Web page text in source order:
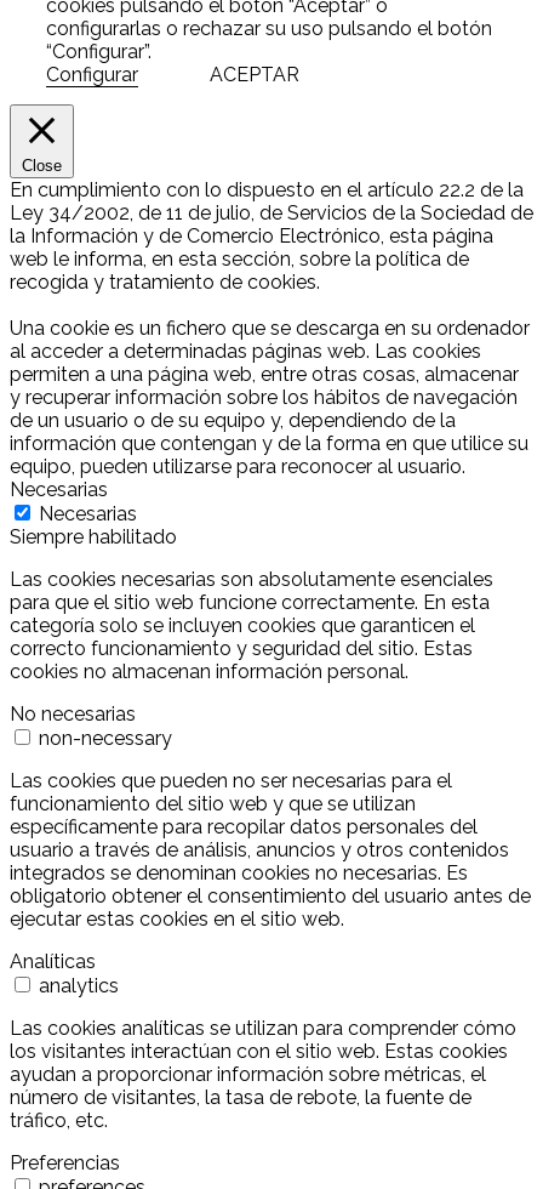
cookies pulsando el botón “Aceptar” o
configurarlas o rechazar su uso pulsando el botón
“Configurar”.
Configurar
ACEPTAR
Close
En cumplimiento con lo dispuesto en el artículo 22.2 de la
Ley 34/2002, de 11 de julio, de Servicios de la Sociedad de
la Información y de Comercio Electrónico, esta página
web le informa, en esta sección, sobre la política de
recogida y tratamiento de cookies.
Una cookie es un fichero que se descarga en su ordenador
al acceder a determinadas páginas web. Las cookies
permiten a una página web, entre otras cosas, almacenar
y recuperar información sobre los hábitos de navegación
de un usuario o de su equipo y, dependiendo de la
información que contengan y de la forma en que utilice su
equipo, pueden utilizarse para reconocer al usuario.
Necesarias
Necesarias
Siempre habilitado
Las cookies necesarias son absolutamente esenciales
para que el sitio web funcione correctamente. En esta
categoría solo se incluyen cookies que garanticen el
correcto funcionamiento y seguridad del sitio. Estas
cookies no almacenan información personal.
No necesarias
non-necessary
Las cookies que pueden no ser necesarias para el
funcionamiento del sitio web y que se utilizan
específicamente para recopilar datos personales del
usuario a través de análisis, anuncios y otros contenidos
integrados se denominan cookies no necesarias. Es
obligatorio obtener el consentimiento del usuario antes de
ejecutar estas cookies en el sitio web.
Analíticas
analytics
Las cookies analíticas se utilizan para comprender cómo
los visitantes interactúan con el sitio web. Estas cookies
ayudan a proporcionar información sobre métricas, el
número de visitantes, la tasa de rebote, la fuente de
tráfico, etc.
Preferencias